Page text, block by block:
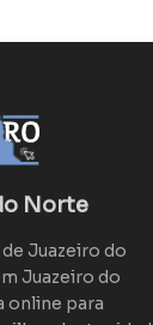
Norte
Juazeiro do
Juazeiro do
online para